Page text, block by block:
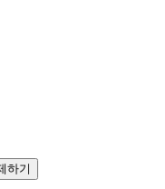
하기